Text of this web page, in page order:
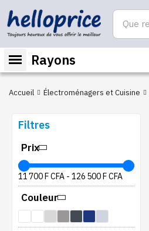
Rayons
Accueil Électroménagers et Cuisine
Filtres
Prix
11 700 F CFA - 126 500 F CFA
Couleur